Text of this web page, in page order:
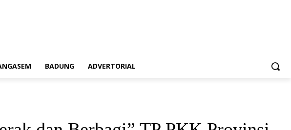
BADUNG ADVERTORIAL